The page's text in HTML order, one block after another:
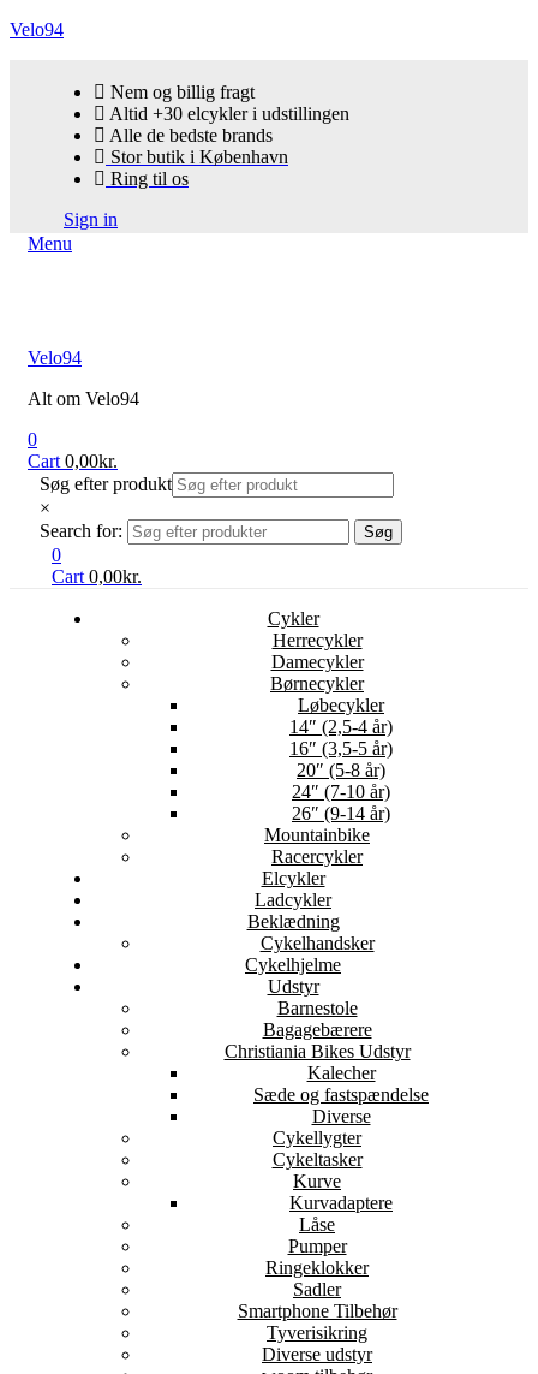
Velo94
Nem og billig fragt
Altid +30 elcykler i udstillingen
Alle de bedste brands
Stor butik i København
Ring til os
Sign in
Menu
Velo94
Alt om Velo94
0
Cart 0,00kr.
Søg efter produkt
×
Search for:
Søg
0
Cart 0,00kr.
Cykler
Herrecykler
Damecykler
Børnecykler
Løbecykler
14″ (2,5-4 år)
16″ (3,5-5 år)
20″ (5-8 år)
24″ (7-10 år)
26″ (9-14 år)
Mountainbike
Racercykler
Elcykler
Ladcykler
Beklædning
Cykelhandsker
Cykelhjelme
Udstyr
Barnestole
Bagagebærere
Christiania Bikes Udstyr
Kalecher
Sæde og fastspændelse
Diverse
Cykellygter
Cykeltasker
Kurve
Kurvadaptere
Låse
Pumper
Ringeklokker
Sadler
Smartphone Tilbehør
Tyverisikring
Diverse udstyr